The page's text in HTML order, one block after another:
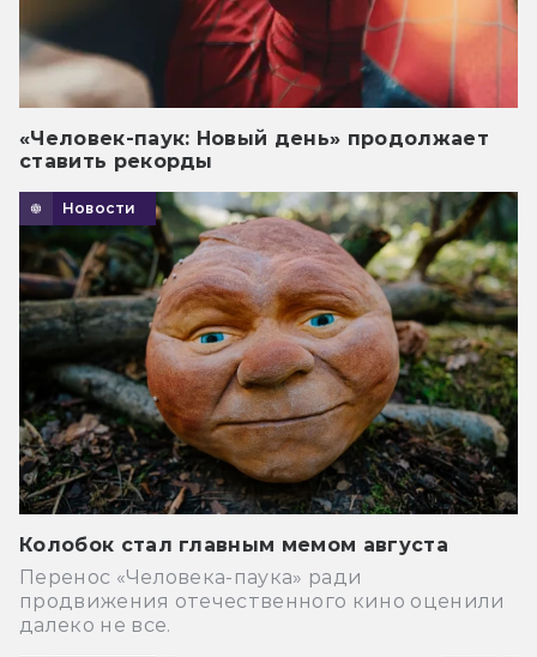
«Человек-паук: Новый день» продолжает
ставить рекорды
Новости
Колобок стал главным мемом августа
Перенос «Человека-паука» ради
продвижения отечественного кино оценили
далеко не все.